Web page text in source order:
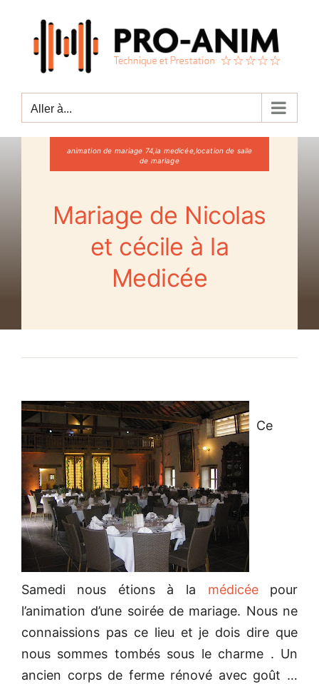
contenu
Aller à...
animation de mariage 74,la medicée,location de salle
de mariage
Mariage de Nicolas
et cécile à la
Medicée
Ce
Samedi nous étions à la médicéepour
l’animation d’une soirée de mariage. Nous ne
connaissions pas ce lieu et je dois dire que
nous sommes tombés sous le charme . Un
ancien corps de ferme rénové avec goût …